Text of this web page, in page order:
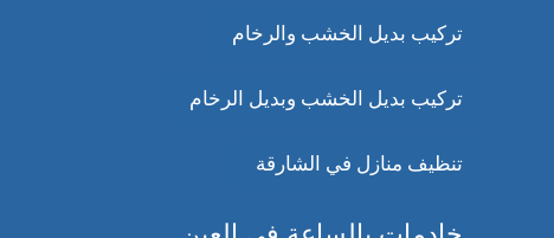
تركيب بديل الخشب والرخام
تركيب بديل الخشب وبديل الرخام
تنظيف منازل في الشارقة